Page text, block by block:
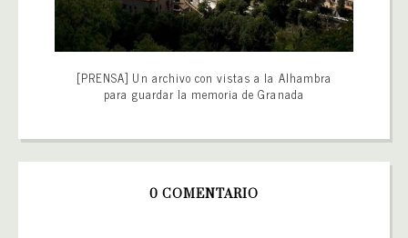
[PRENSA] Un archivo con vistas a la Alhambra
para guardar la memoria de Granada
0 COMENTARIO